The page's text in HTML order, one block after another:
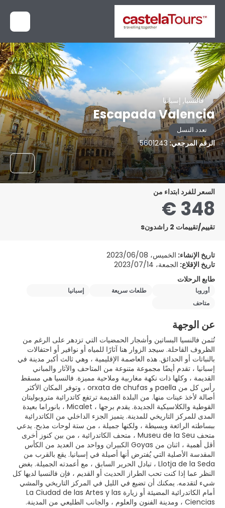
فالنسيا, إسبانيا
Escapada Valencia
تعدد النسل
الرقم المرجعي:5601243
السعر للفرد ابتداء من
348 €
تقييم/تقييمات 2 راشدونs
تاريخ الإنشاء: الخميس، 2023/06/08
تاريخ الإقلاع: الجمعة، 2023/07/14
طابع الرحلات
أوروبا طلعات سريعة
إسبانيا
متاحف
عن الوجهة
تُثمن فالنسيا البساتين وأشجار الحمضيات التي تزدهر على الرغم من
الظروف القاحلة. سيجد الزوار هنا آثارًا للمياه أو نوافير أو احتفالات
بالنباتات أو الحدائق. هذه العاصمة الإقليمية ، وهي ثالث أكبر مدينة في
إسبانيا ، تقدم أيضًا مجموعة متنوعة من المتاحف والآثار والمباني
القديمة ، وكلها ذات نكهة مغاربية وملاحية مميزة. فالنسيا هي مسقط
رأس كل من paella و orxata de chufas ، وتوفر المكان الأكثر
أصالة لأخذ عينات منها. من البلدة القديمة ترتفع كاتدرائية متروبوليتان
القوطية والكلاسيكية الجديدة. يقدم برجها ، Micalet ، بانوراما بعيدة
المدى للمركز التاريخي للمدينة. يتميز الجزء الداخلي من الكاتدرائية
ببساطته الرائعة وبسيطة ، ولكنها جميلة ، من ستة لوحات مذبح. يدعي
متحف Museu de la Seu ، متحف الكاتدرائية ، من بين كنوز أخرى
أقل أهمية ، اثنان من Goyas الكبيران وواحد من العديد من الكأس
المقدسة الأصلية التي يُفترض أنها أصيلة في إسبانيا. يقع بالقرب من
Llotja de la Seda ، تبادل الحرير السابق ، مع أعمدته الجميلة. بغض
النظر عما إذا كنت تحب الطراز الحديث أو القديم ، فإن فالنسيا لديها كل
شيء لتقدمه. يمكنك أن تضيع في الليل في المركز التاريخي والمشي
أمام الكاتدرائية المضيئة أو زيارة La Ciudad de las Artes y las
Ciencias ، ومدينة الفنون والعلوم ، والجانب الطليعي من المدينة.